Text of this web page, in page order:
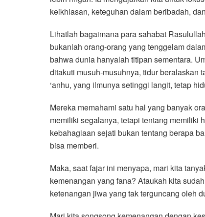
keikhlasan, keteguhan dalam beribadah,
Lihatlah bagaimana para sahabat Rasulullah ﷺ memenangkan dunia tanpa terikat padanya. Mereka
bukanlah orang-orang yang tenggelam
bahwa dunia hanyalah titipan sementara.
ditakuti musuh-musuhnya, tidur beralaskan
‘anhu, yang ilmunya setinggi langit, tetap
Mereka memahami satu hal yang banyak
memiliki segalanya, tetapi tentang memiliki
kebahagiaan sejati bukan tentang berapa
bisa memberi.
Maka, saat fajar ini menyapa, mari kita
kemenangan yang fana? Ataukah kita
ketenangan jiwa yang tak terguncang oleh